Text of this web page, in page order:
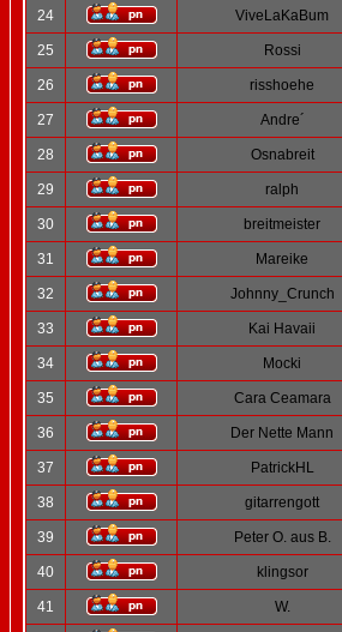
24 ViveLaKaBum
25 Rossi
26 risshoehe
27 Andre´
28 Osnabreit
29 ralph
30 breitmeister
31 Mareike
32 Johnny_Crunch
33 Kai Havaii
34 Mocki
35 Cara Ceamara
36 Der Nette Mann
37 PatrickHL
38 gitarrengott
39 Peter O. aus B.
40 klingsor
41 W.